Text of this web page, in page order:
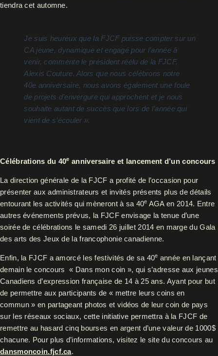
tiendra cet automne.
Je suis heureux que la FJCF puisse compter sur un
CA jeune, dynamique et engagé pour l’année à
venir, commente le président réélu de la FJCF,
Alexis Couture. Alors que nous célébrons notre
40e anniversaire, nous avons également une foule
de projets d’envergure qui approchent et je nous
souhaite autant de succès que lors de l’année qui
vient de s’écouler ».
Célébrations du 40e anniversaire et lancement d’un concours
La direction générale de la FJCF a profité de l’occasion pour
présenter aux administrateurs et invités présents plus de détails
entourant les activités qui mèneront à sa 40e AGA en 2014. Entre
autres événements prévus, la FJCF envisage la tenue d’une
soirée de célébrations le samedi 26 juillet 2014 en marge du Gala
des arts des Jeux de la francophonie canadienne.
Enfin, la FJCF a amorcé les festivités de sa 40e année en lançant
demain le concours « Dans mon coin », qui s’adresse aux jeunes
Canadiens d’expression française de 14 à 25 ans. Ayant pour but
de permettre aux participants de « mettre leurs coins en
commun » en partageant photos et vidéos de leur coin de pays
sur les réseaux sociaux, cette initiative permettra à la FJCF de
remettre au hasard cinq bourses en argent d’une valeur de 1000$
chacune. Pour plus d’informations, visitez le site du concours au
dansmoncoin.fjcf.ca.